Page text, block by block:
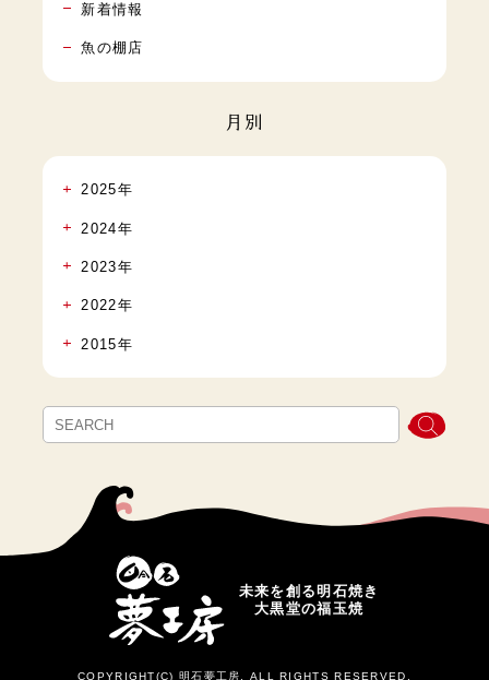
新着情報
魚の棚店
月別
2025年
2024年
2023年
2022年
2015年
未来を創る明石焼き
大黒堂の福玉焼
COPYRIGHT(C) 明石夢工房. ALL RIGHTS RESERVED.